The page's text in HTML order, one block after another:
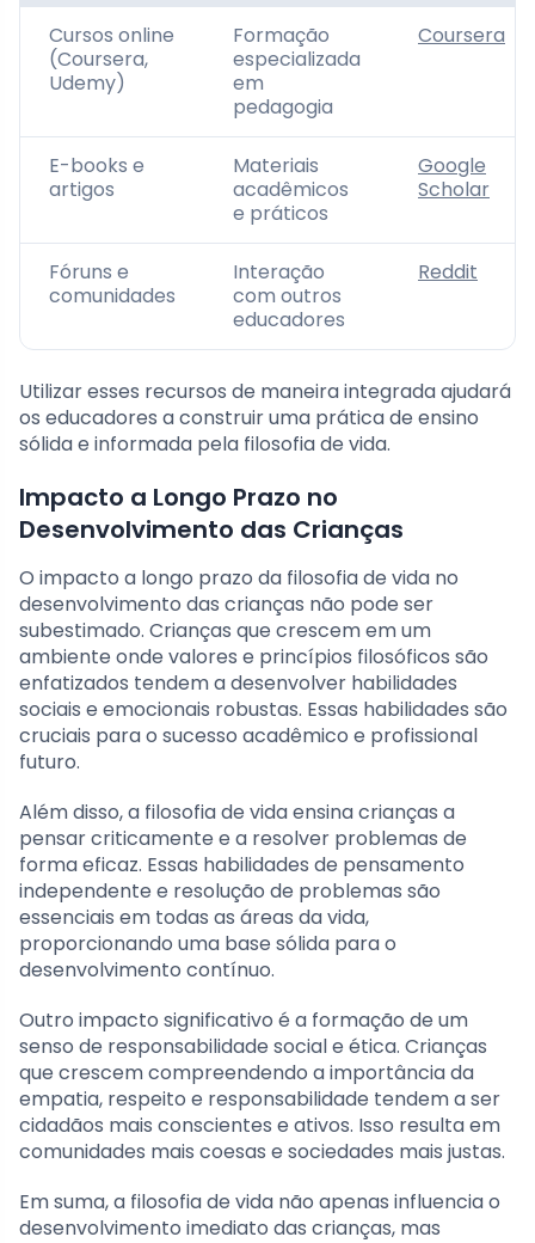
Cursos online
(Coursera,
Udemy)
Formação
especializada
em
pedagogia
Coursera
E-books e
artigos
Materiais
acadêmicos
e práticos
Google
Scholar
Fóruns e
comunidades
Interação
com outros
educadores
Reddit
Utilizar esses recursos de maneira integrada ajudará
os educadores a construir uma prática de ensino
sólida e informada pela filosofia de vida.
Impacto a Longo Prazo no
Desenvolvimento das Crianças
O impacto a longo prazo da filosofia de vida no
desenvolvimento das crianças não pode ser
subestimado. Crianças que crescem em um
ambiente onde valores e princípios filosóficos são
enfatizados tendem a desenvolver habilidades
sociais e emocionais robustas. Essas habilidades são
cruciais para o sucesso acadêmico e profissional
futuro.
Além disso, a filosofia de vida ensina crianças a
pensar criticamente e a resolver problemas de
forma eficaz. Essas habilidades de pensamento
independente e resolução de problemas são
essenciais em todas as áreas da vida,
proporcionando uma base sólida para o
desenvolvimento contínuo.
Outro impacto significativo é a formação de um
senso de responsabilidade social e ética. Crianças
que crescem compreendendo a importância da
empatia, respeito e responsabilidade tendem a ser
cidadãos mais conscientes e ativos. Isso resulta em
comunidades mais coesas e sociedades mais justas.
Em suma, a filosofia de vida não apenas influencia o
desenvolvimento imediato das crianças, mas